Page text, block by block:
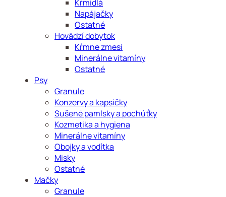
Kŕmidlá
Napájačky
Ostatné
Hovädzí dobytok
Kŕmne zmesi
Minerálne vitamíny
Ostatné
Psy
Granule
Konzervy a kapsičky
Sušené pamlsky a pochúťky
Kozmetika a hygiena
Minerálne vitamíny
Obojky a vodítka
Misky
Ostatné
Mačky
Granule